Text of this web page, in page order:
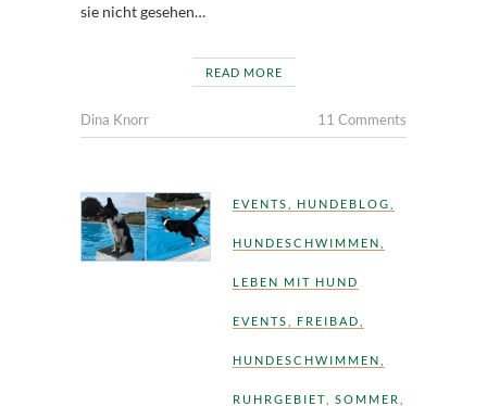
sie nicht gesehen…
READ MORE
Dina Knorr 11 Comments
EVENTS HUNDEBLOG
HUNDESCHWIMMEN
LEBEN MIT HUND
EVENTS FREIBAD
HUNDESCHWIMMEN
RUHRGEBIET SOMMER